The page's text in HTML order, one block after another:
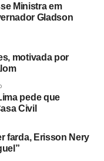
Ministra em
Gladson
motivada por
pede que
Civil
farda, Erisson Nery